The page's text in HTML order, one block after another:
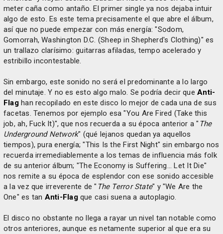
meter caña como antaño. El primer single ya nos dejaba intuir
algo de esto. Es este tema precisamente el que abre el álbum,
así que no puede empezar con más energía: "Sodom,
Gomorrah, Washington D.C. (Sheep in Shepherd's Clothing)" es
un trallazo clarísimo: guitarras afiladas, tempo acelerado y
estribillo incontestable.
Sin embargo, este sonido no será el predominante a lo largo
del minutaje. Y no es esto algo malo. Se podría decir queAnti-
Flaghan recopilado en este disco lo mejor de cada una de sus
facetas. Tenemos por ejemplo esa "You Are Fired (Take this
job, ah, Fuck It)", que nos recuerda a su época anterior a " The
Underground Network" (qué lejanos quedan ya aquellos
tiempos), pura energía; "This Is the First Night" sin embargo nos
recuerda irremediablemente a los temas de influencia más folk
de su anterior álbum; "The Economy is Suffering... Let It Die"
nos remite a su época de esplendor con ese sonido accesible
a la vez que irreverente de " The Terror State" y "We Are the
One" es tan Anti-Flagque casi suena a autoplagio.
El disco no obstante no llega a rayar un nivel tan notable como
otros anteriores, aunque es netamente superior al que era su